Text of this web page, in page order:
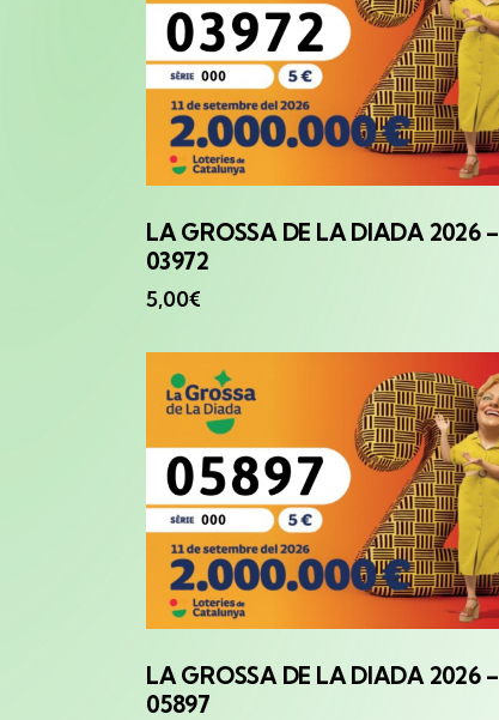
LA GROSSA DE LA DIADA 2026 –
03972
5,00€
LA GROSSA DE LA DIADA 2026 –
05897